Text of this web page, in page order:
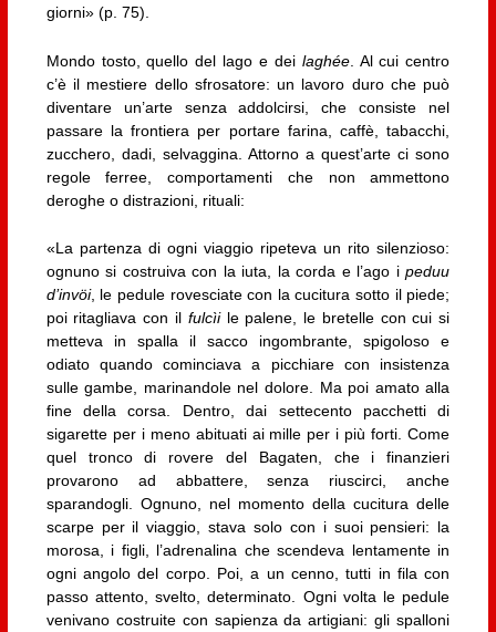
giorni» (p. 75).
Mondo tosto, quello del lago e dei laghée. Al cui centro
c’è il mestiere dello sfrosatore: un lavoro duro che può
diventare un’arte senza addolcirsi, che consiste nel
passare la frontiera per portare farina, caffè, tabacchi,
zucchero, dadi, selvaggina. Attorno a quest’arte ci sono
regole ferree, comportamenti che non ammettono
deroghe o distrazioni, rituali:
«La partenza di ogni viaggio ripeteva un rito silenzioso:
ognuno si costruiva con la iuta, la corda e l’ago ipeduu
d’invöi, le pedule rovesciate con la cucitura sotto il piede;
poi ritagliava con il fulcìile palene, le bretelle con cui si
metteva in spalla il sacco ingombrante, spigoloso e
odiato quando cominciava a picchiare con insistenza
sulle gambe, marinandole nel dolore. Ma poi amato alla
fine della corsa. Dentro, dai settecento pacchetti di
sigarette per i meno abituati ai mille per i più forti. Come
quel tronco di rovere del Bagaten, che i finanzieri
provarono ad abbattere, senza riuscirci, anche
sparandogli. Ognuno, nel momento della cucitura delle
scarpe per il viaggio, stava solo con i suoi pensieri: la
morosa, i figli, l’adrenalina che scendeva lentamente in
ogni angolo del corpo. Poi, a un cenno, tutti in fila con
passo attento, svelto, determinato. Ogni volta le pedule
venivano costruite con sapienza da artigiani: gli spalloni